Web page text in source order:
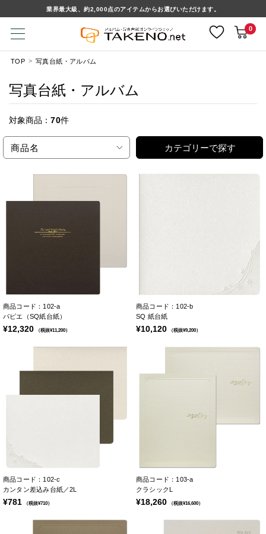
業界最大級、約2,000点のアイテムからお選びいただけます。
0
TOP 写真台紙・アルバム
写真台紙・アルバム
対象商品： 70件
商品名 カテゴリーで探す
商品コード：102-a
パピエ（SQ紙台紙）
¥12,320 （税抜¥11,200）
商品コード：102-b
SQ 紙台紙
¥10,120 （税抜¥9,200）
商品コード：102-c
カンタン差込み台紙／2L
¥781 （税抜¥710）
商品コード：103-a
クラシックL
¥18,260 （税抜¥16,600）